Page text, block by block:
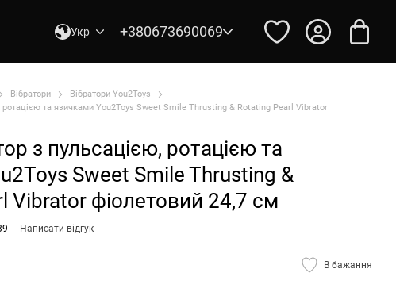
Укр +380673690069
Вібратори
Вібратори You2Toys
ротацією та язичками You2Toys Sweet Smile Thrusting & Rotating Pearl Vibrator
з пульсацією, ротацією та
Sweet Smile Thrusting &
Vibrator фіолетовий 24,7 см
Написати відгук
В бажання